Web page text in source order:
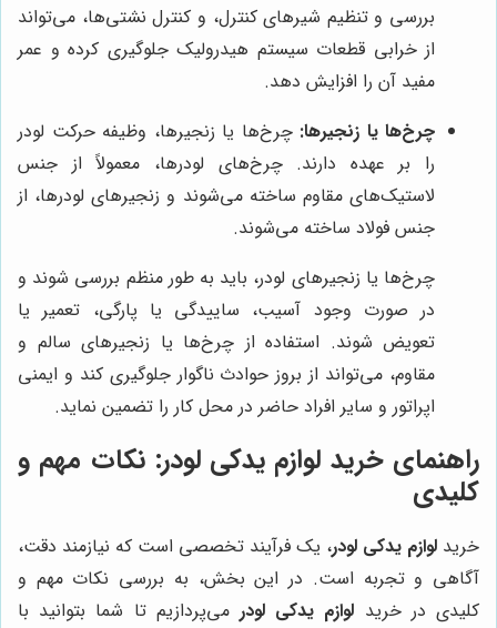
بررسی و تنظیم شیرهای کنترل، و کنترل نشتی‌ها، می‌تواند
از خرابی قطعات سیستم هیدرولیک جلوگیری کرده و عمر
مفید آن را افزایش دهد.
چرخ‌ها یا زنجیرها: چرخ‌ها یا زنجیرها، وظیفه حرکت لودر
را بر عهده دارند. چرخ‌های لودرها، معمولاً از جنس
لاستیک‌های مقاوم ساخته می‌شوند و زنجیرهای لودرها، از
جنس فولاد ساخته می‌شوند.
چرخ‌ها یا زنجیرهای لودر، باید به طور منظم بررسی شوند و
در صورت وجود آسیب، ساییدگی یا پارگی، تعمیر یا
تعویض شوند. استفاده از چرخ‌ها یا زنجیرهای سالم و
مقاوم، می‌تواند از بروز حوادث ناگوار جلوگیری کند و ایمنی
اپراتور و سایر افراد حاضر در محل کار را تضمین نماید.
راهنمای خرید لوازم یدکی لودر: نکات مهم و
کلیدی
خرید لوازم یدکی لودر، یک فرآیند تخصصی است که نیازمند دقت،
آگاهی و تجربه است. در این بخش، به بررسی نکات مهم و
کلیدی در خرید لوازم یدکی لودر می‌پردازیم تا شما بتوانید با